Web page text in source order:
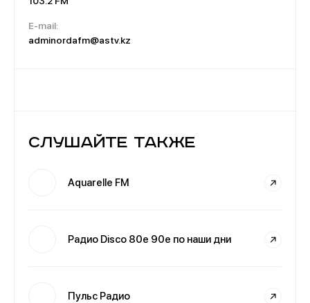
E-mail:
adminordafm@astv.kz
Слушайте также
Aquarelle FM
Радио Disco 80е 90е по наши дни
Пульс Радио